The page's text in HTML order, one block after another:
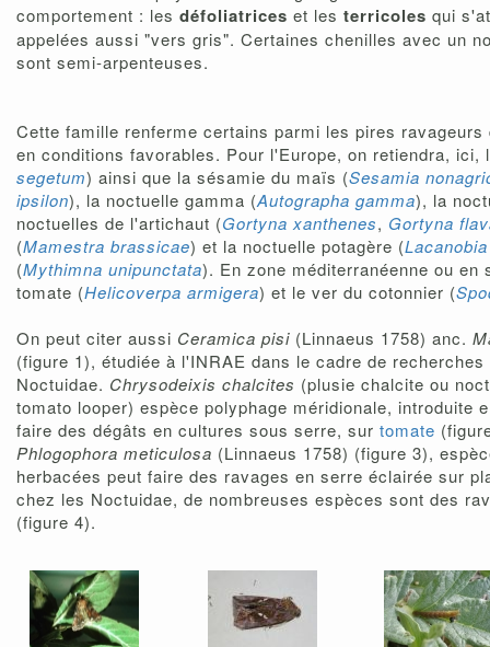
comportement : les défoliatrices et les terricoles qui
appelées aussi "vers gris". Certaines chenilles avec un
sont semi-arpenteuses.
Cette famille renferme certains parmi les pires
en conditions favorables. Pour l'Europe, on retiendra,
segetum) ainsi que la sésamie du maïs (Sesamia
ipsilon), la noctuelle gamma (Autographa gamma), la
noctuelles de l'artichaut (Gortyna xanthenes, Gortyna
(Mamestra brassicae) et la noctuelle potagère (
(Mythimna unipunctata). En zone méditerranéenne ou
tomate (Helicoverpa armigera) et le ver du cotonnier (
On peut citer aussi Ceramica pisi (Linnaeus 1758) anc.
(figure 1), étudiée à l'INRAE dans le cadre de
Noctuidae. Chrysodeixis chalcites (plusie chalcite ou
tomato looper) espèce polyphage méridionale, introduite
faire des dégâts en cultures sous serre, sur tomate
Phlogophora meticulosa (Linnaeus 1758) (figure 3),
herbacées peut faire des ravages en serre éclairée sur
chez les Noctuidae, de nombreuses espèces sont des
(figure 4).